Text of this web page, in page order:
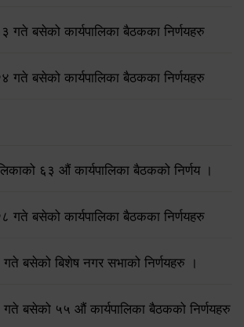
बसेको कार्यपालिका बैठकका निर्णयहरु
बसेको कार्यपालिका बैठकका निर्णयहरु
६३ औं कार्यपालिका बैठकको निर्णय ।
बसेको कार्यपालिका बैठकका निर्णयहरु
बसेको बिशेष नगर सभाको निर्णयहरु ।
बसेको ५५ औं कार्यपालिका बैठकको निर्णयहरु